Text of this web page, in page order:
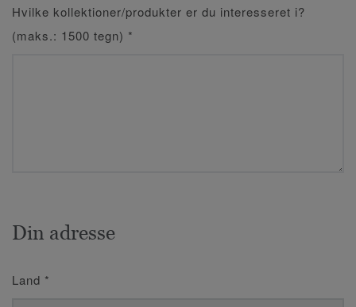
Hvilke kollektioner/produkter er du interesseret i?
(maks.: 1500 tegn) *
Din adresse
Land *